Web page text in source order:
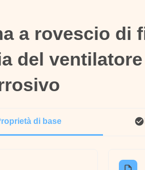
a rovescio di
del
a rovescio di
del
di base